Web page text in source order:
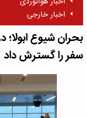
اخبار خارجی
بحران شیوع
سفر را گسترش داد